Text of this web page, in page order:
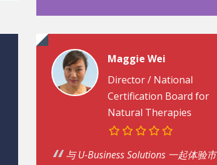
Maggie Wei
Director / National
Certification Board for
Natural Therapies
与 U-Business Solutions 一起体验市